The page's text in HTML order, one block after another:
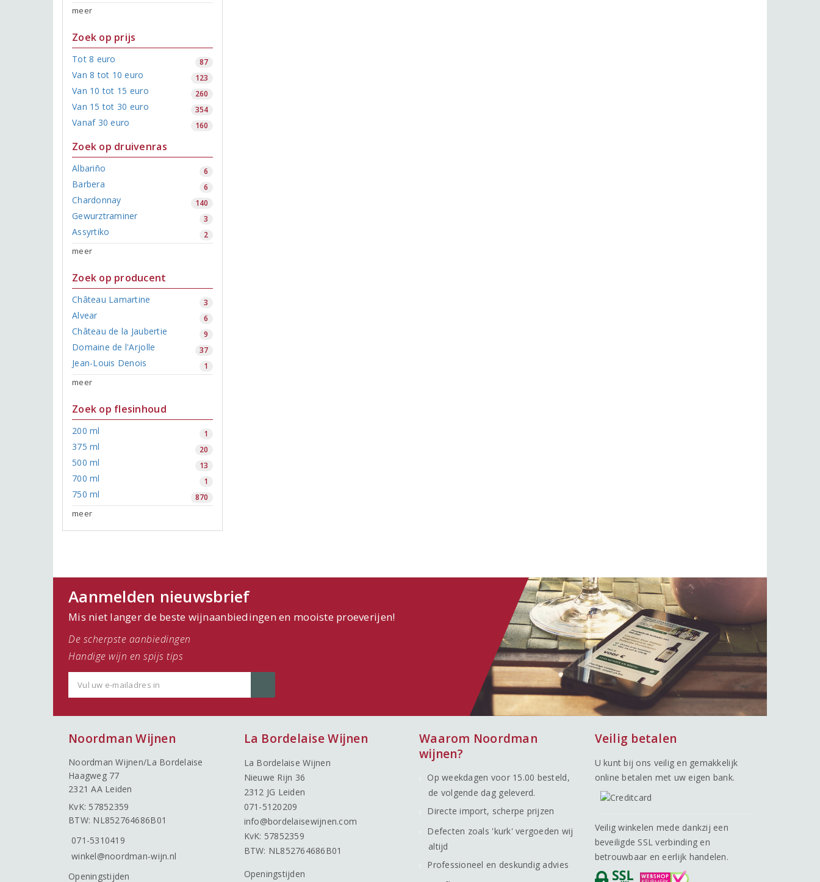
meer
Zoek op prijs
Tot 8 euro 87
Van 8 tot 10 euro 123
Van 10 tot 15 euro 260
Van 15 tot 30 euro 354
Vanaf 30 euro 160
Zoek op druivenras
Albariño 6
Barbera 6
Chardonnay 140
Gewurztraminer 3
Assyrtiko 2
meer
Zoek op producent
Château Lamartine 3
Alvear 6
Château de la Jaubertie 9
Domaine de l'Arjolle 37
Jean-Louis Denois 1
meer
Zoek op flesinhoud
200 ml 1
375 ml 20
500 ml 13
700 ml 1
750 ml 870
meer
Aanmelden nieuwsbrief
Mis niet langer de beste wijnaanbiedingen en mooiste proeverijen!
De scherpste aanbiedingen
Handige wijn en spijs tips
Noordman Wijnen
Noordman Wijnen/La Bordelaise
Haagweg 77
2321 AA Leiden
KvK: 57852359
BTW: NL852764686B01
071-5310419
winkel@noordman-wijn.nl
Openingstijden
La Bordelaise Wijnen
La Bordelaise Wijnen
Nieuwe Rijn 36
2312 JG Leiden
071-5120209
info@bordelaisewijnen.com
KvK: 57852359
BTW: NL852764686B01
Openingstijden
Waarom Noordman
wijnen?
Op weekdagen voor 15.00 besteld,
de volgende dag geleverd.
Directe import, scherpe prijzen
Defecten zoals 'kurk' vergoeden wij
altijd
Professioneel en deskundig advies
Veilig betalen
U kunt bij ons veilig en gemakkelijk
online betalen met uw eigen bank.
Veilig winkelen mede dankzij een
beveiligde SSL verbinding en
betrouwbaar en eerlijk handelen.